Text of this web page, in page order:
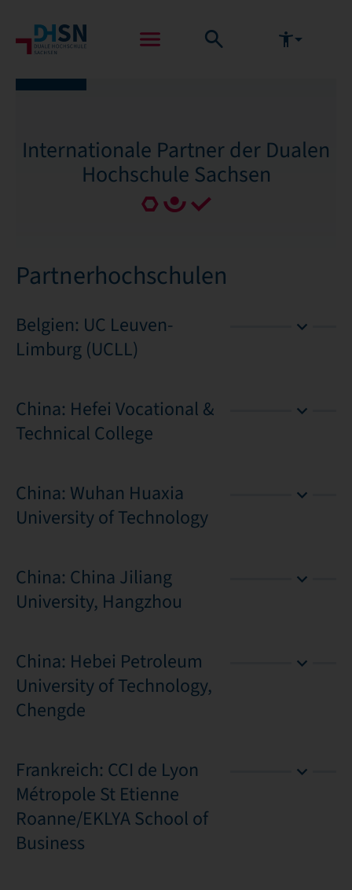
Internationale Partner der Dualen
Hochschule Sachsen
Partnerhochschulen
Belgien: UC Leuven-
Limburg (UCLL)
China: Hefei Vocational &
Technical College
China: Wuhan Huaxia
University of Technology
China: China Jiliang
University, Hangzhou
China: Hebei Petroleum
University of Technology,
Chengde
Frankreich: CCI de Lyon
Métropole St Etienne
Roanne/EKLYA School of
Business